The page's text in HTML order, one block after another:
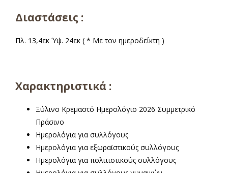
Διαστάσεις :
Πλ. 13,4εκ Ύψ. 24εκ ( * Με τον ημεροδείκτη )
Χαρακτηριστικά :
Ξύλινο Κρεμαστό Ημερολόγιο 2026 Συμμετρικό
Πράσινο
Ημερολόγια για συλλόγους
Ημερολόγια για εξωραϊστικούς συλλόγους
Ημερολόγια για πολιτιστικούς συλλόγους